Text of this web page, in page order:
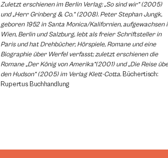
Zuletzt erschienen im Berlin Verlag: „So sind wir“ (2005)
und „Herr Grinberg & Co.“ (2008). Peter Stephan Jungk,
geboren 1952 in Santa Monica/Kalifornien, aufgewachsen
Wien, Berlin und Salzburg, lebt als freier Schriftsteller in
Paris und hat Drehbücher, Hörspiele, Romane und eine
Biographie über Werfel verfasst; zuletzt erschienen die
Romane „Der König von Amerika“(2001) und „Die Reise
den Hudson“ (2005) im Verlag Klett-Cotta. Büchertisch:
Rupertus Buchhandlung